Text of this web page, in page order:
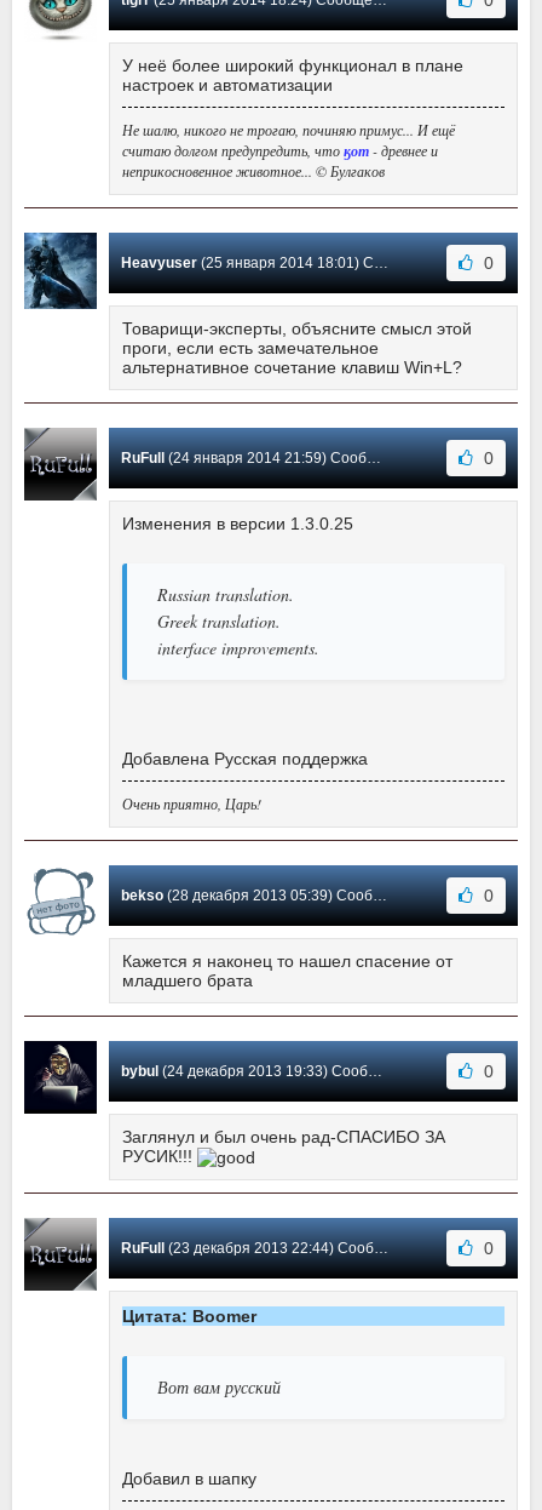
У неё более широкий функционал в плане
настроек и автоматизации
Не шалю, никого не трогаю, починяю примус... И ещё
считаю долгом предупредить, чтоӄот- древнее и
неприкосновенное животное... © Булгаков
Heavyuser(25 января 2014 18:01) Сообщение #10 0
Товарищи-эксперты, объясните смысл этой
проги, если есть замечательное
альтернативное сочетание клавиш Win+L?
RuFull(24 января 2014 21:59) Сообщение #9 0
Изменения в версии 1.3.0.25
Russian translation.
Greek translation.
interface improvements.
Добавлена Русская поддержка
Очень приятно, Царь!
bekso(28 декабря 2013 05:39) Сообщение #8 0
Кажется я наконец то нашел спасение от
младшего брата
bybul(24 декабря 2013 19:33) Сообщение #7 0
Заглянул и был очень рад-СПАСИБО ЗА
РУСИК!!!
RuFull (23 декабря 2013 22:44) Сообщение #6 0
Цитата: Boomer
Вот вам русский
Добавил в шапку